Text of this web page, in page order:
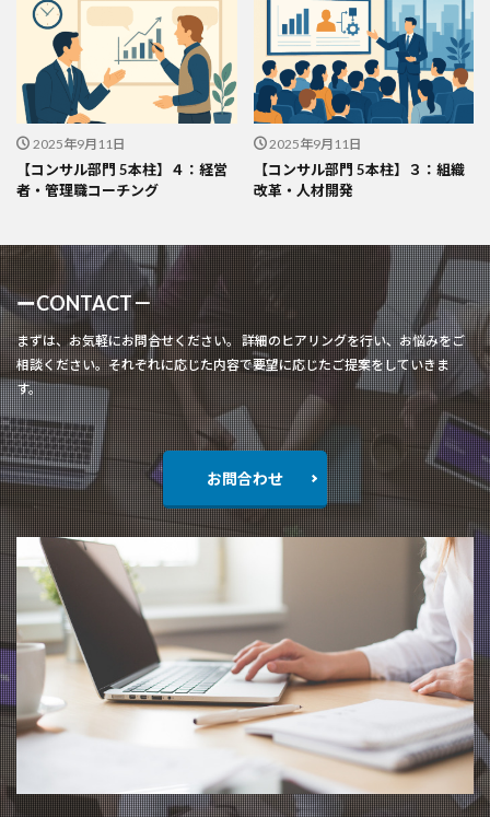
2025年9月11日
【コンサル部門 5本柱】４：経営
者・管理職コーチング
2025年9月11日
【コンサル部門 5本柱】３：組織
改革・人材開発
ーCONTACT－
まずは、お気軽にお問合せください。 詳細のヒアリングを行い、お悩みをご
相談ください。それぞれに応じた内容で要望に応じたご提案をしていきま
す。
お問合わせ